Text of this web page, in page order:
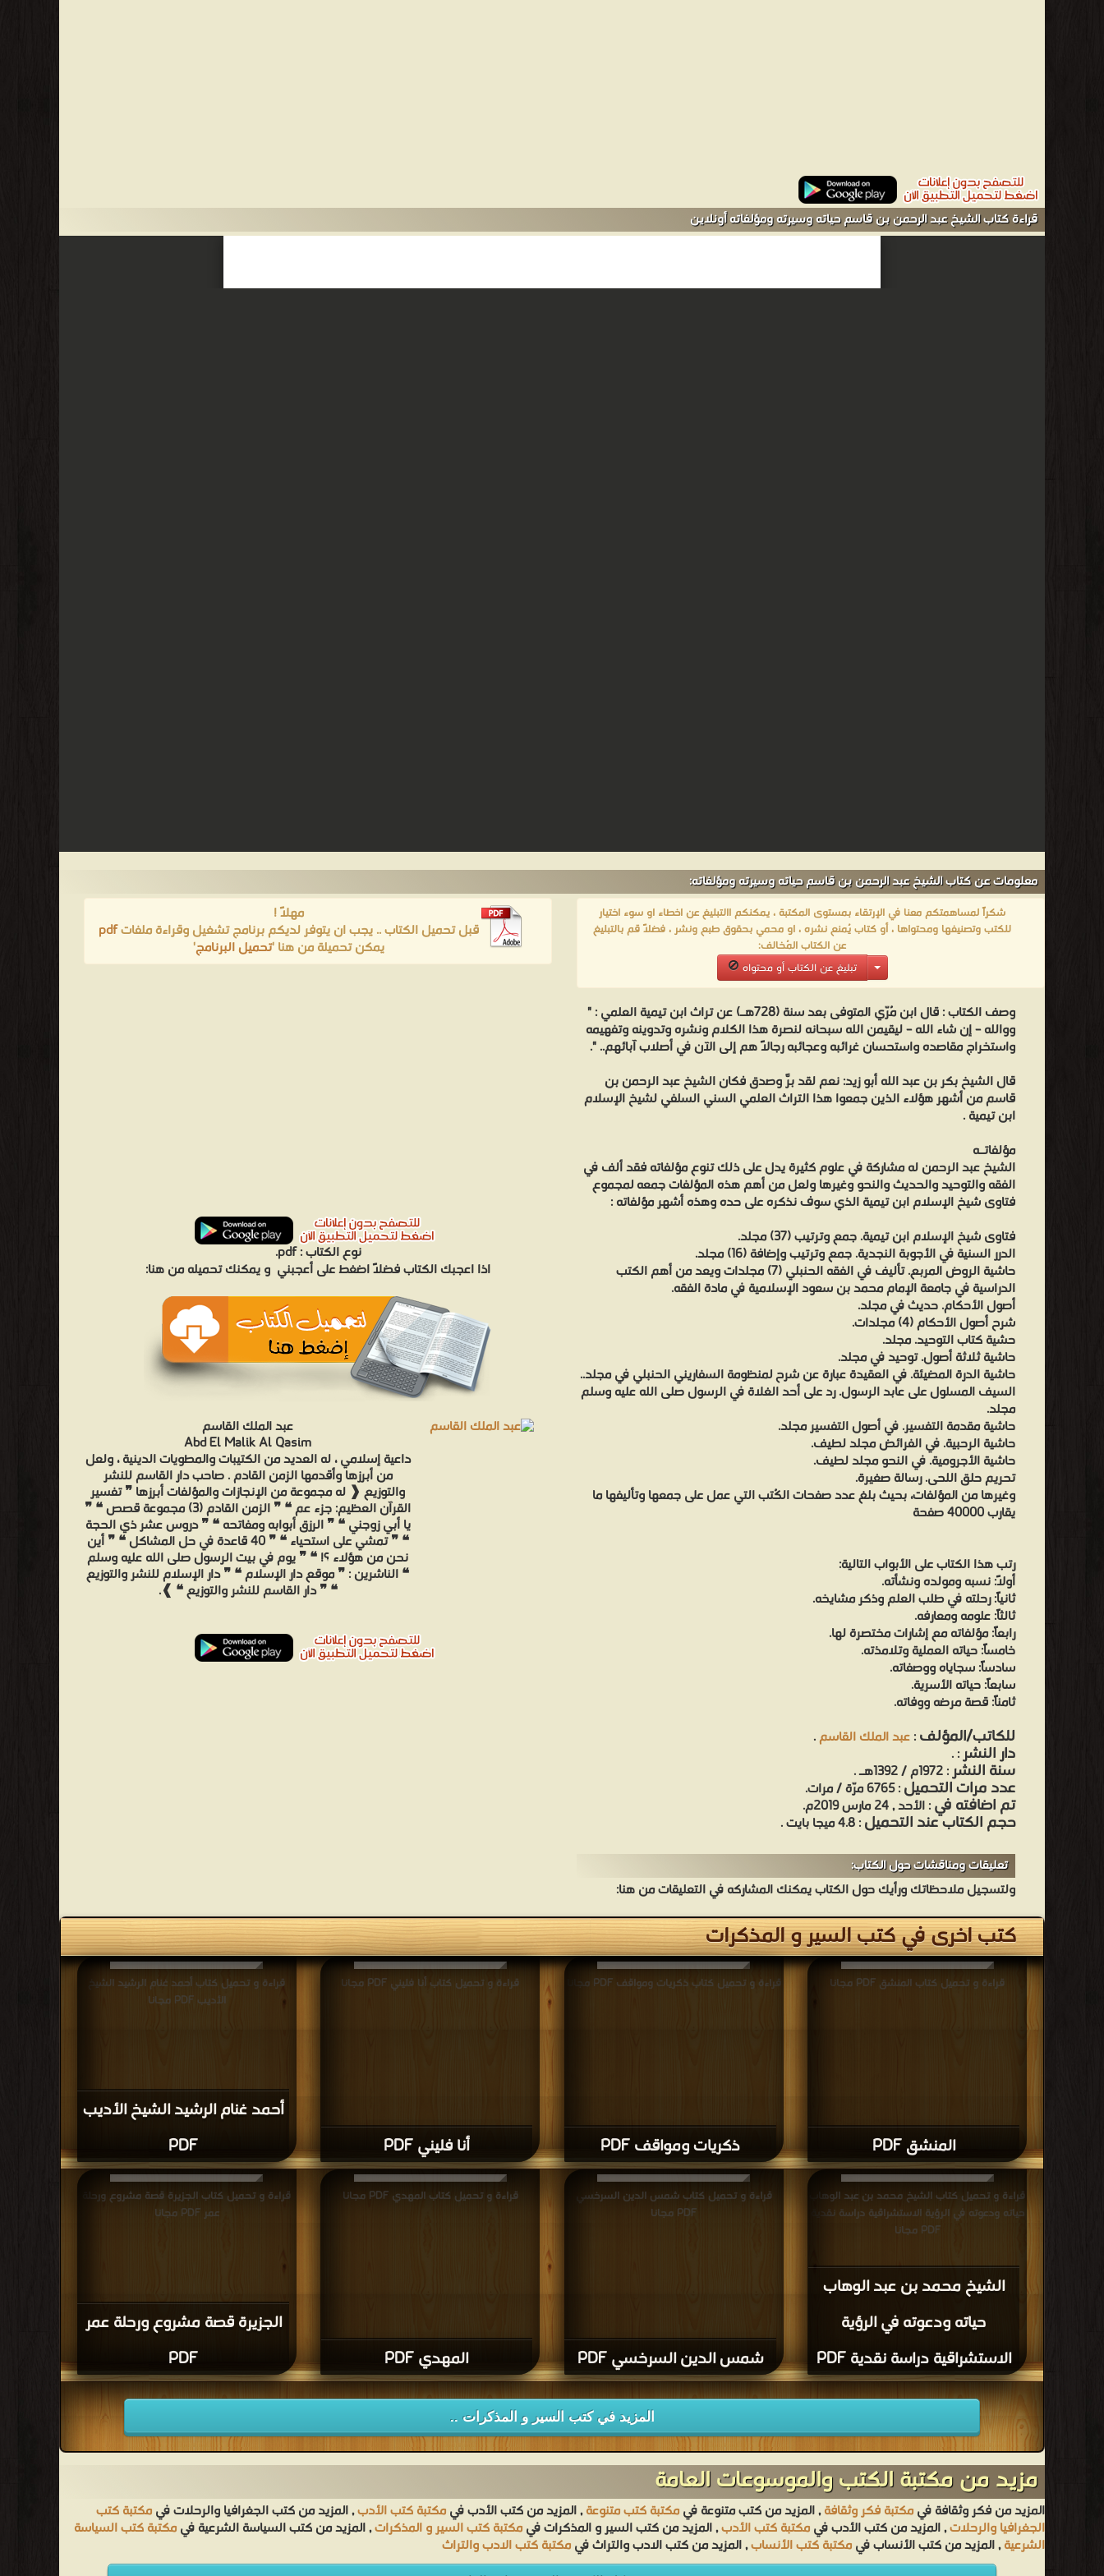
قراءة كتاب الشيخ عبد الرحمن بن قاسم حياته وسيرته ومؤلفاته أونلاين
معلومات عن كتاب الشيخ عبد الرحمن بن قاسم حياته وسيرته ومؤلفاته:
شكراً لمساهمتكم معنا في الإرتقاء بمستوى المكتبة ، يمكنكم االتبليغ عن اخطاء او سوء اختيار
للكتب وتصنيفها ومحتواها ، أو كتاب يُمنع نشره ، او محمي بحقوق طبع ونشر ، فضلاً قم بالتبليغ
عن الكتاب المُخالف:
تبليغ عن الكتاب أو محتواه
وصف الكتاب : قال ابن مُرّي المتوفى بعد سنة (728هـ) عن تراث ابن تيمية العلمي : "
ووالله – إن شاء الله – ليقيمن الله سبحانه لنصرة هذا الكلام ونشره وتدوينه وتفهيمه
واستخراج مقاصده واستحسان غرائبه وعجائبه رجالاً هم إلى الآن في أصلاب آبائهم.. ".
قال الشيخ بكر بن عبد الله أبو زيد: نعم لقد برَّ وصدق فكان الشيخ عبد الرحمن بن
قاسم من أشهر هؤلاء الذين جمعوا هذا التراث العلمي السني السلفي لشيخ الإسلام
ابن تيمية .
مؤلفاتـه
الشيخ عبد الرحمن له مشاركة في علوم كثيرة يدل على ذلك تنوع مؤلفاته فقد ألف في
الفقه والتوحيد والحديث والنحو وغيرها ولعل من أهم هذه المؤلفات جمعه لمجموع
فتاوى شيخ الإسلام ابن تيمية الذي سوف نذكره على حده وهذه أشهر مؤلفاته :
فتاوى شيخ الإسلام ابن تيمية. جمع وترتيب (37) مجلد.
الدرر السنية في الأجوبة النجدية. جمع وترتيب وإضافة (16) مجلد.
حاشية الروض المربع. تأليف في الفقه الحنبلي (7) مجلدات ويعد من أهم الكتب
الدراسية في جامعة الإمام محمد بن سعود الإسلامية في مادة الفقه.
أصول الأحكام. حديث في مجلد.
شرح أصول الأحكام (4) مجلدات.
حشية كتاب التوحيد. مجلد.
حاشية ثلاثة أصول. توحيد في مجلد.
حاشية الدرة المضيئة. في العقيدة عبارة عن شرح لمنظومة السفاريني الحنبلي في مجلد..
السيف المسلول على عابد الرسول. رد على أحد الغلاة في الرسول صلى الله عليه وسلم
مجلد.
حاشية مقدمة التفسير. في أصول التفسير مجلد.
حاشية الرحبية. في الفرائض مجلد لطيف.
حاشية الأجرومية. في النحو مجلد لطيف.
تحريم حلق اللحى. رسالة صغيرة.
وغيرها من المؤلفات، بحيث بلغ عدد صفحات الكُتب التي عمل على جمعها وتأليفها ما
يقارب 40000 صفحة
رتب هذا الكتاب على الأبواب التالية:
أولاً: نسبه ومولده ونشأته.
ثانياً: رحلته في طلب العلم وذكر مشايخه.
ثالثاً: علومه ومعارفه.
رابعاً: مؤلفاته مع إشارات مختصرة لها.
خامساً: حياته العملية وتلامذته.
سادساً: سجاياه ووصفاته.
سابعاً: حياته الأسرية.
ثامناً: قصة مرضه ووفاته.
للكاتب/المؤلف:عبد الملك القاسم.
دار النشر:
.
سنة النشر: 1972م / 1392هـ .
عدد مرات التحميل: 6765 مرّة / مرات.
تم اضافته في: الأحد , 24 مارس 2019م.
حجم الكتاب عند التحميل: 4.8 ميجا بايت .
تعليقات ومناقشات حول الكتاب:
ولتسجيل ملاحظاتك ورأيك حول الكتاب يمكنك المشاركه في التعليقات من هنا:
مهلاً !
قبل تحميل الكتاب .. يجب ان يتوفر لديكم برنامج تشغيل وقراءة ملفاتpdf
يمكن تحميلة من هنا 'تحميل البرنامج'
نوع الكتاب :pdf.
اذا اعجبك الكتاب فضلاً اضغط على أعجبني و يمكنك تحميله من هنا:
عبد الملك القاسم
Abd El Malik Al Qasim
داعية إسلامي ، له العديد من الكتيبات والمطويات الدينية ، ولعل
من أبرزها وأقدمها الزمن القادم . صاحب دار القاسم للنشر
والتوزيع ❰ له مجموعة من الإنجازات والمؤلفات أبرزها ❞ تفسير
القرآن العظيم: جزء عم ❝ ❞ الزمن القادم (3) مجموعة قصص ❝ ❞
يا أبي زوجني ❝ ❞ الرزق أبوابه ومفاتحه ❝ ❞ دروس عشر ذي الحجة
❝ ❞ تمشي على استحياء ❝ ❞ 40 قاعدة في حل المشاكل ❝ ❞ أين
نحن من هؤلاء ؟! ❝ ❞ يوم في بيت الرسول صلى الله عليه وسلم
❝ الناشرين : ❞ موقع دار الإسلام ❝ ❞ دار الإسلام للنشر والتوزيع
❝ ❞ دار القاسم للنشر والتوزيع ❝ ❱.
كتب اخرى في كتب السير و المذكرات
أحمد غنام الرشيد الشيخ الأديب
PDF
قراءة و تحميل كتاب أحمد غنام الرشيد الشيخ
الأديب PDF مجانا
أنا فليني PDF
قراءة و تحميل كتاب أنا فليني PDF مجانا
ذكريات ومواقف PDF
قراءة و تحميل كتاب ذكريات ومواقف PDF مجانا
المنشق PDF
قراءة و تحميل كتاب المنشق PDF مجانا
الجزيرة قصة مشروع ورحلة عمر
PDF
قراءة و تحميل كتاب الجزيرة قصة مشروع ورحلة
عمر PDF مجانا
المهدي PDF
قراءة و تحميل كتاب المهدي PDF مجانا
شمس الدين السرخسي PDF
قراءة و تحميل كتاب شمس الدين السرخسي
PDF مجانا
الشيخ محمد بن عبد الوهاب
حياته ودعوته في الرؤية
الاستشراقية دراسة نقدية PDF
قراءة و تحميل كتاب الشيخ محمد بن عبد الوهاب
حياته ودعوته في الرؤية الاستشراقية دراسة نقدية
PDF مجانا
المزيد في كتب السير و المذكرات ..
مزيد من مكتبة الكتب والموسوعات العامة
المزيد من فكر وثقافة فيمكتبة فكر وثقافة, المزيد من كتب متنوعة فيمكتبة كتب متنوعة, المزيد من كتب الأدب فيمكتبة كتب الأدب, المزيد من كتب الجغرافيا والرحلات فيمكتبة كتب
الجغرافيا والرحلات, المزيد من كتب الأدب فيمكتبة كتب الأدب, المزيد من كتب السير و المذكرات فيمكتبة كتب السير و المذكرات, المزيد من كتب السياسة الشرعية فيمكتبة كتب السياسة
الشرعية, المزيد من كتب الأنساب فيمكتبة كتب الأنساب, المزيد من كتب الادب والتراث فيمكتبة كتب الادب والتراث